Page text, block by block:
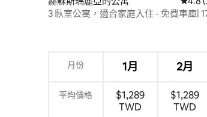
3 臥室公寓，適合家庭入住 - 免費車庫|
月份 1月 2月
平均價格
$1,289
TWD
$1,289
TWD